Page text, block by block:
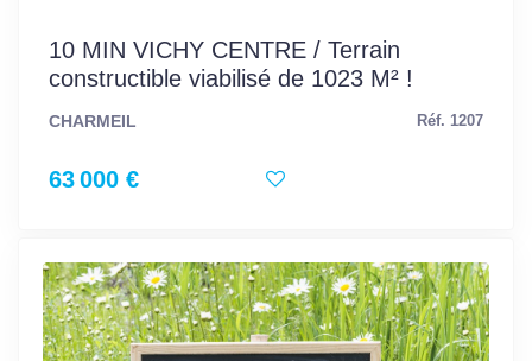
10 MIN VICHY CENTRE / Terrain
constructible viabilisé de 1023 M² !
CHARMEIL Réf. 1207
63 000 €